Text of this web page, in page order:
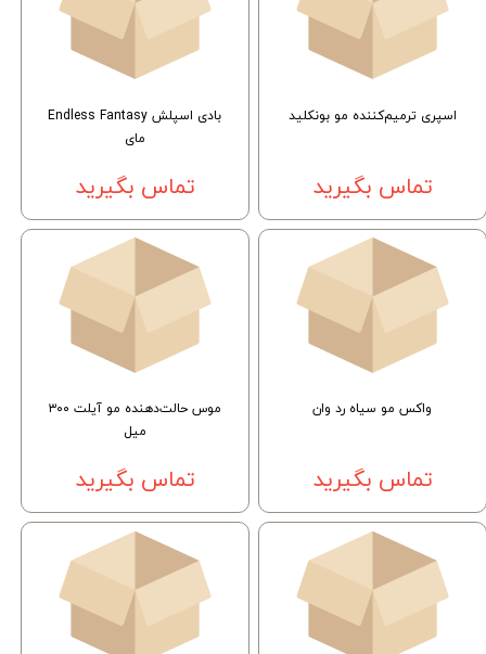
اسپری ترمیم‌کننده مو بونکلید
تماس بگیرید
بادی اسپلش Endless Fantasy
مای
تماس بگیرید
واکس مو سیاه رد وان
تماس بگیرید
موس حالت‌دهنده مو آیلت ۳۰۰
میل
تماس بگیرید